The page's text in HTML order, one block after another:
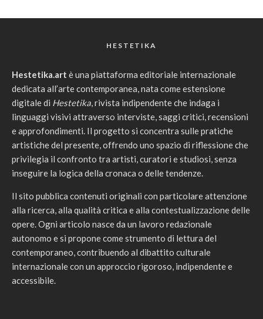
HESTETIKA
Hestetika.art è una piattaforma editoriale internazionale
dedicata all’arte contemporanea, nata come estensione
digitale di Hestetika, rivista indipendente che indaga i
linguaggi visivi attraverso interviste, saggi critici, recensioni
e approfondimenti. Il progetto si concentra sulle pratiche
artistiche del presente, offrendo uno spazio di riflessione che
privilegia il confronto tra artisti, curatori e studiosi, senza
inseguire la logica della cronaca o delle tendenze.
Il sito pubblica contenuti originali con particolare attenzione
alla ricerca, alla qualità critica e alla contestualizzazione delle
opere. Ogni articolo nasce da un lavoro redazionale
autonomo e si propone come strumento di lettura del
contemporaneo, contribuendo al dibattito culturale
internazionale con un approccio rigoroso, indipendente e
accessibile.